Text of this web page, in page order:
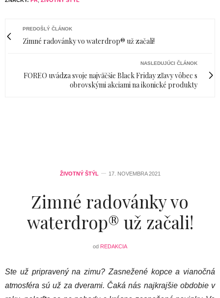
PREDOŠLÝ ČLÁNOK
Zimné radovánky vo waterdrop® už začali!
NASLEDUJÚCI ČLÁNOK
FOREO uvádza svoje najväčšie Black Friday zľavy vôbec s
obrovskými akciami na ikonické produkty
ŽIVOTNÝ ŠTÝL 17. NOVEMBRA 2021
Zimné radovánky vo
waterdrop® už začali!
od REDAKCIA
Ste už pripravený na zimu? Zasnežené kopce a vianočná
atmosféra sú už za dverami. Čaká nás najkrajšie obdobie v